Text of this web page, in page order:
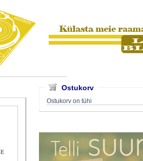
Ostukorv
Ostukorv on tühi